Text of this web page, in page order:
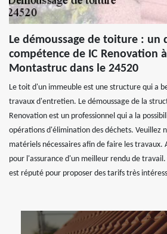
Le démoussage de toiture : un
compétence de IC Renovation
Montastruc dans le 24520
Le toit d'un immeuble est une structure qui a
travaux d'entretien. Le démoussage de la
Renovation est un professionnel qui a la
opérations d'élimination des déchets. Veuillez
matériels nécessaires afin de faire les travaux.
pour l'assurance d'un meilleur rendu de
est réputé pour proposer des tarifs très